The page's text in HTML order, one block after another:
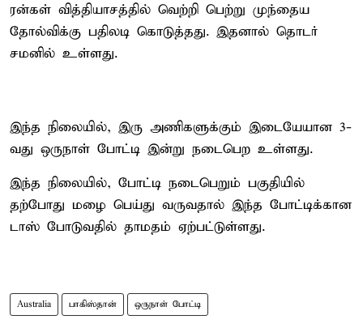
ரன்கள் வித்தியாசத்தில் வெற்றி பெற்று முந்தைய
தோல்விக்கு பதிலடி கொடுத்தது. இதனால் தொடர்
சமனில் உள்ளது.
இந்த நிலையில், இரு அணிகளுக்கும் இடையேயான 3-
வது ஒருநாள் போட்டி இன்று நடைபெற உள்ளது.
இந்த நிலையில், போட்டி நடைபெறும் பகுதியில்
தற்போது மழை பெய்து வருவதால் இந்த போட்டிக்கான
டாஸ் போடுவதில் தாமதம் ஏற்பட்டுள்ளது.
Australia பாகிஸ்தான் ஒருநாள் போட்டி